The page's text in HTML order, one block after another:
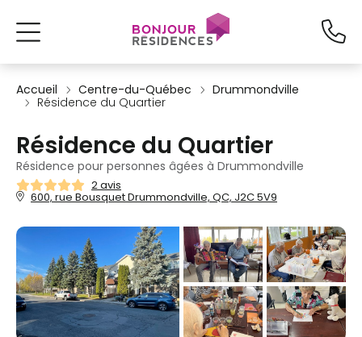
Accueil Centre-du-Québec
Drummondville
Résidence du Quartier
Résidence du Quartier
Résidence pour personnes âgées à Drummondville
2 avis
600, rue Bousquet Drummondville, QC, J2C 5V9